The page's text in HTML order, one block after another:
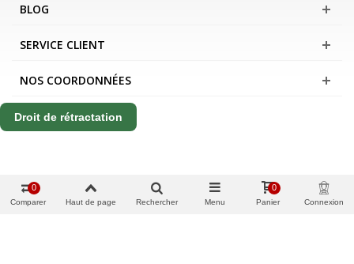
BLOG
SERVICE CLIENT
NOS COORDONNÉES
Droit de rétractation
Comparer
0
Haut de page Rechercher Menu Panier
0
Connexion